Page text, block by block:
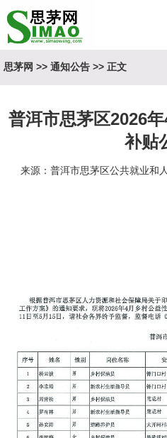
思茅网 >> 通知公告>> 正文
普洱市思茅区2026
补贴
来源：普洱市思茅区公共就业